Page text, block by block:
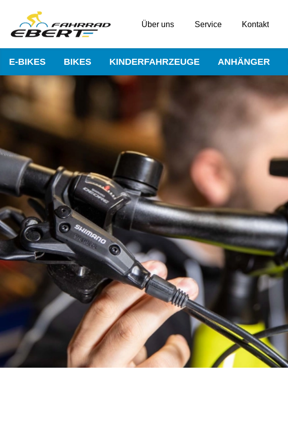
Über uns Service Kontakt
E-BIKES BIKES KINDERFAHRZEUGE ANHÄNGER